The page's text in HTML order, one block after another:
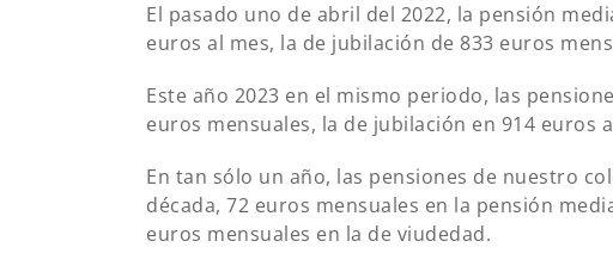
El pasado uno de abril del 2022, la pensión
euros al mes, la de jubilación de 833 euros
Este año 2023 en el mismo periodo, las
euros mensuales, la de jubilación en 914 euros
En tan sólo un año, las pensiones de nuestro
década, 72 euros mensuales en la pensión
euros mensuales en la de viudedad.